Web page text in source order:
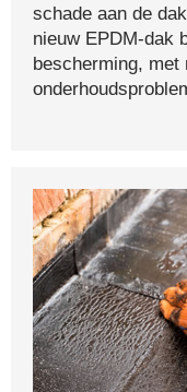
schade aan de
nieuw EPDM-dak
bescherming, met